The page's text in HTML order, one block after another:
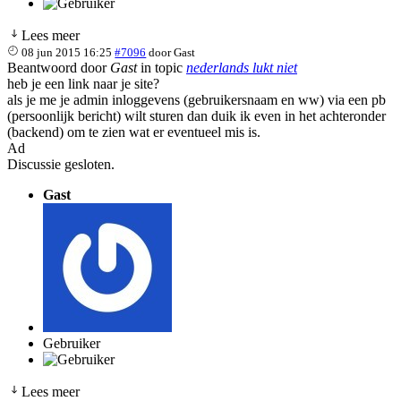
Lees meer
08 jun 2015 16:25 #7096 doorGast
Beantwoord door Gastin topic nederlands lukt niet
heb je een link naar je site?
als je me je admin inloggevens (gebruikersnaam en ww) via een pb
(persoonlijk bericht) wilt sturen dan duik ik even in het achteronder
(backend) om te zien wat er eventueel mis is.
Ad
Discussie gesloten.
Gast
Gebruiker
Lees meer